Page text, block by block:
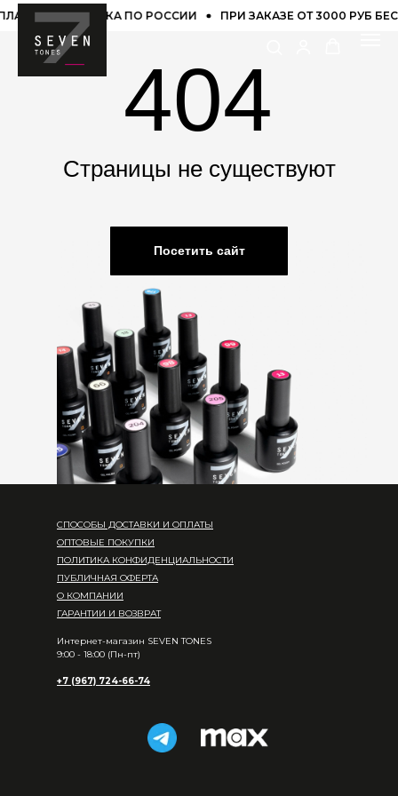
ДОСТАВКА ПО РОССИИ ПРИ ЗАКАЗЕ ОТ 3000 РУБ
404
Страницы не существуют
Посетить сайт
Интернет-магазин SEVEN TONES
9:00 - 18:00 (Пн-пт)
+7 (967) 724-66-74
СПОСОБЫ ДОСТАВКИ И ОПЛАТЫ
ОПТОВЫЕ ПОКУПКИ
ПОЛИТИКА КОНФИДЕНЦИАЛЬНОСТИ
ПУБЛИЧНАЯ ОФЕРТА
О КОМПАНИИ
ГАРАНТИИ И ВОЗВРАТ